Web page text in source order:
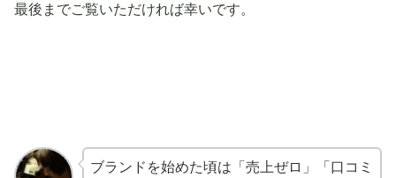
最後までご覧いただければ幸いです。
ブランドを始めた頃は「売上ぜロ」「口コミ